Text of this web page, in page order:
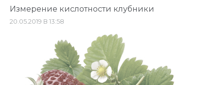
Измерение кислотности клубники
20.05.2019 В 13:58